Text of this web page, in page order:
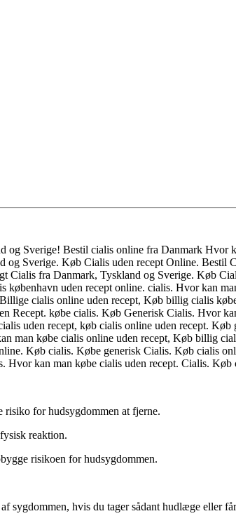
Sverige! Bestil cialis online fra Danmark Hvor
Sverige. Køb Cialis uden recept Online. Bestil
Cialis fra Danmark, Tyskland og Sverige. Køb
uden recept online. cialis. Hvor kan
cialis online uden recept, Køb billig cialis
købe cialis. Køb Generisk Cialis. Hvor
uden recept, køb cialis online uden recept.
man købe cialis online uden recept, Køb billig
Køb cialis. Købe generisk Cialis. Køb cialis
kan man købe cialis uden recept. Cialis.
for hudsygdommen at fjerne.
reaktion.
risikoen for hudsygdommen.
sygdommen, hvis du tager sådant hudlæge eller